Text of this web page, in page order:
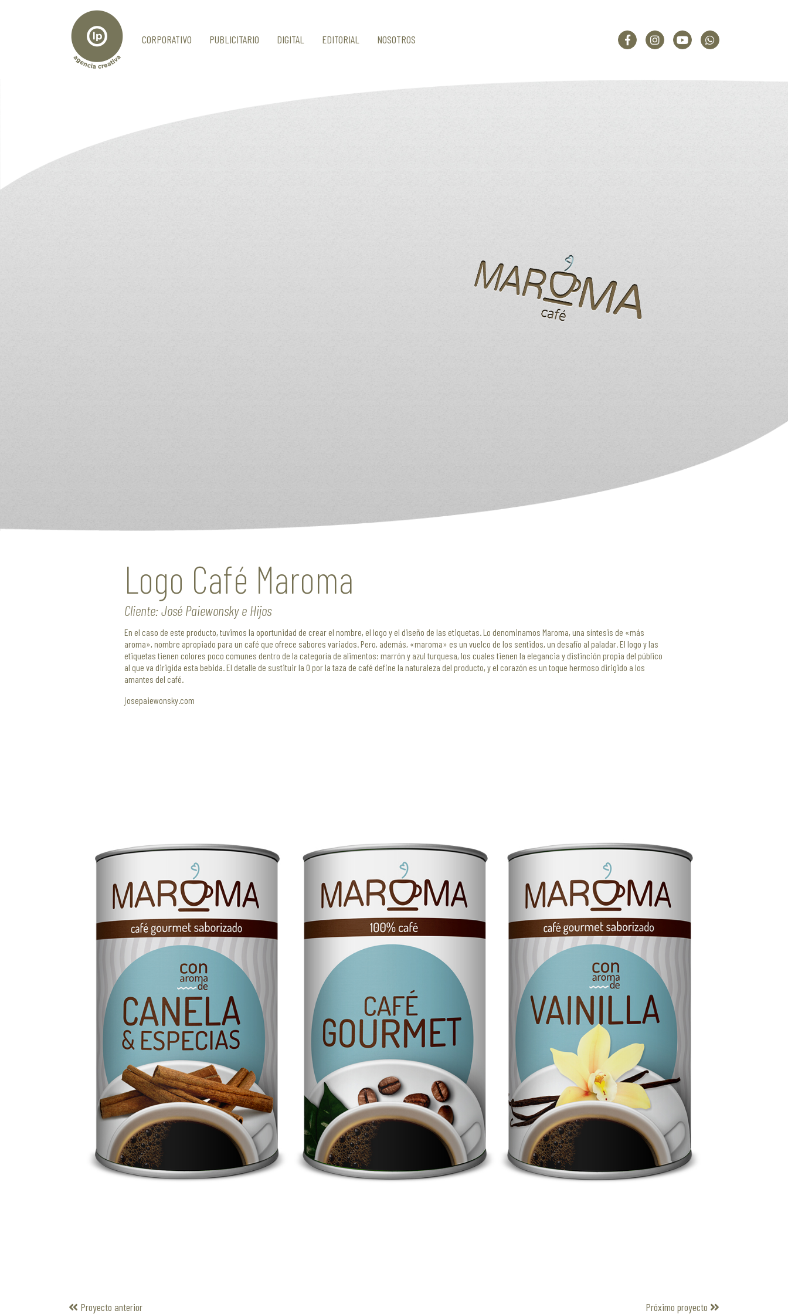
CORPORATIVO PUBLICITARIO DIGITAL EDITORIAL NOSOTROS
Logo Café Maroma
Cliente: José Paiewonsky e Hijos
En el caso de este producto, tuvimos la oportunidad de crear el nombre, el logo y el diseño de las etiquetas. Lo denominamos Maroma, una síntesis de «más
aroma», nombre apropiado para un café que ofrece sabores variados. Pero, además, «maroma» es un vuelco de los sentidos, un desafío al paladar. El logo y las
etiquetas tienen colores poco comunes dentro de la categoría de alimentos: marrón y azul turquesa, los cuales tienen la elegancia y distinción propia del público
al que va dirigida esta bebida. El detalle de sustituir la O por la taza de café define la naturaleza del producto, y el corazón es un toque hermoso dirigido a los
amantes del café.
josepaiewonsky.com
Proyecto anterior Próximo proyecto